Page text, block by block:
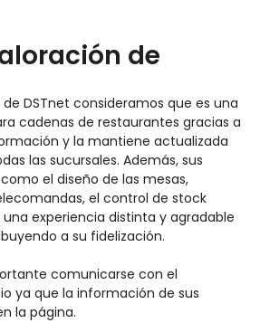
de
DSTnet consideramos que es una
cadenas de restaurantes gracias a
y la mantiene actualizada
las sucursales. Además, sus
el diseño de las mesas,
el control de stock
experiencia distinta y agradable
a su fidelización.
comunicarse con el
ya que la información de sus
la página.